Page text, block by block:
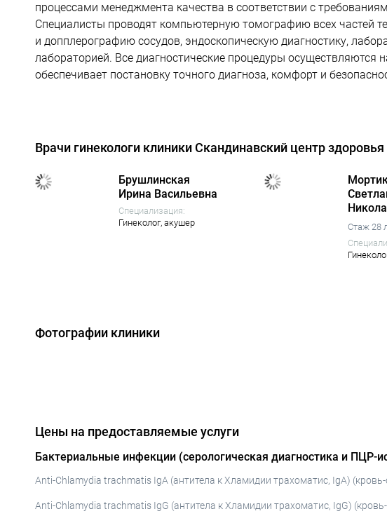
процессами менеджмента качества в соответствии с
Специалисты проводят компьютерную томографию всех частей
и допплерографию сосудов, эндоскопическую диагностику,
лабораторией. Все диагностические процедуры
обеспечивает постановку точного диагноза, комфорт и
Врачи гинекологи клиники Скандинавский центр
Брушлинская
Ирина Васильевна
Специализация:
Гинеколог, акушер
Стаж 28
Фотографии клиники
Цены на предоставляемые услуги
Бактериальные инфекции (серологическая диагностика и ПЦР-
Anti-Chlamydia trachmatis IgA (антитела к Хламидии трахоматис, IgA)
Anti-Chlamydia trachmatis IgG (антитела к Хламидии трахоматис, IgG)